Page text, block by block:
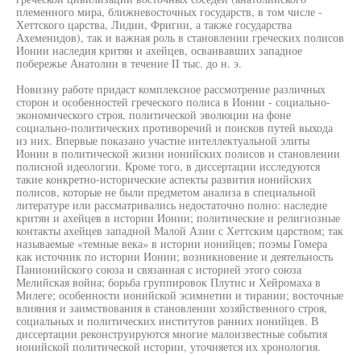
племенного мира, ближневосточных государств, в том числе -
Хеттского царства, Лидии, Фригии, а также государства
Ахеменидов), так и важная роль в становлении греческих полисов
Ионии наследия критян и ахейцев, осваивавших западное
побережье Анатолии в течение II тыс. до н. э.
Новизну работе придаст комплексное рассмотрение различных
сторон и особенностей греческого полиса в Ионии - социально-
экономического строя, политической эволюции на фоне
социально-политических противоречий и поисков путей выхода
из них. Впервые показано участие интеллектуальной элиты
Ионии в политической жизни ионийских полисов и становлении
полисной идеологии. Кроме того, в диссертации исследуются
такие конкретно-исторические аспекты развития ионийских
полисов, которые не были предметом анализа в специальной
литературе или рассматривались недостаточно полно: наследие
критян и ахейцев в истории Ионии; политические и религиозные
контакты ахейцев западной Малой Азии с Хеттским царством; так
называемые «темные века» в истории ионийцев; поэмы Гомера
как источник по истории Ионии; возникновение и деятельность
Панионийского союза и связанная с историей этого союза
Мелийская война; борьба группировок Плутис и Хейромаха в
Милеге; особенности ионийской эсимнетии и тирании; восточные
влияния и заимствования в становлении хозяйственного строя,
социальных и политических институтов ранних ионийцев. В
диссертации реконструируются многие малоизвестные события
ионийской политической истории, уточняется их хронология.